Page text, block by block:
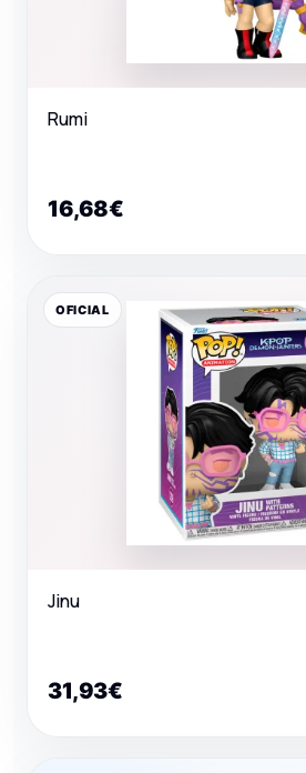
Rumi
16,68€
OFICIAL
Jinu
31,93€